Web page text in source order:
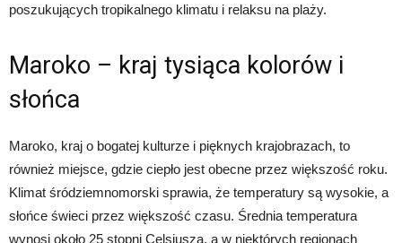
poszukujących tropikalnego klimatu i relaksu na plaży.
Maroko – kraj tysiąca kolorów i
słońca
Maroko, kraj o bogatej kulturze i pięknych krajobrazach, to
również miejsce, gdzie ciepło jest obecne przez większość roku.
Klimat śródziemnomorski sprawia, że temperatury są wysokie, a
słońce świeci przez większość czasu. Średnia temperatura
wynosi około 25 stopni Celsjusza, a w niektórych regionach